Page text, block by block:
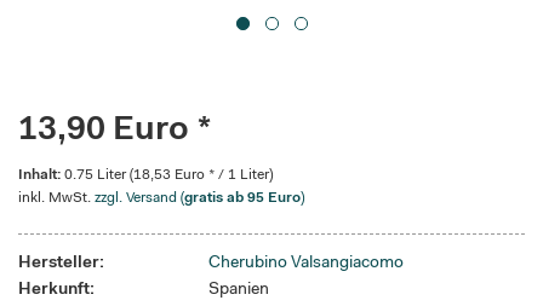
13,90 Euro *
Inhalt: 0.75 Liter (18,53 Euro * / 1 Liter)
inkl. MwSt. zzgl. Versand (gratis ab 95 Euro)
Hersteller:
Cherubino Valsangiacomo
Herkunft:
Spanien